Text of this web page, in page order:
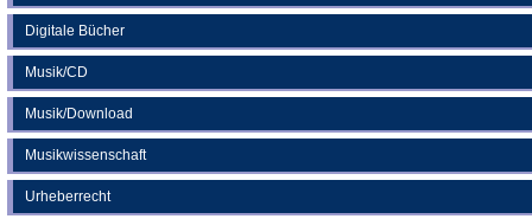
Digitale Bücher
Musik/CD
Musik/Download
Musikwissenschaft
Urheberrecht